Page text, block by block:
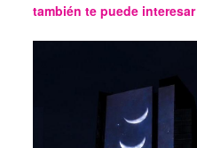
también te puede interesar